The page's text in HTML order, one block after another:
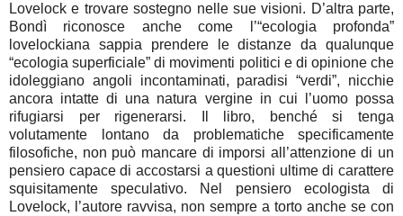
Lovelock e trovare sostegno nelle sue visioni. D’altra parte,
Bondì riconosce anche come l’“ecologia profonda”
lovelockiana sappia prendere le distanze da qualunque
“ecologia superficiale” di movimenti politici e di opinione che
idoleggiano angoli incontaminati, paradisi “verdi”, nicchie
ancora intatte di una natura vergine in cui l’uomo possa
rifugiarsi per rigenerarsi. Il libro, benché si tenga
volutamente lontano da problematiche specificamente
filosofiche, non può mancare di imporsi all’attenzione di un
pensiero capace di accostarsi a questioni ultime di carattere
squisitamente speculativo. Nel pensiero ecologista di
Lovelock, l’autore ravvisa, non sempre a torto anche se con